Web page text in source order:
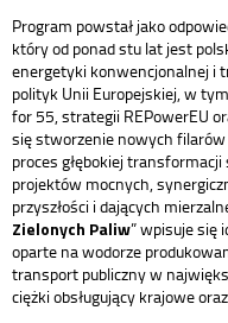
Program powstał jako
który od ponad stu lat jest
energetyki konwencjonalnej i
polityk Unii Europejskiej, w
for 55, strategii REPowerEU
się stworzenie nowych filarów
proces głębokiej
projektów mocnych,
przyszłości i dających
Zielonych Paliw” wpisuje się
oparte na wodorze
transport publiczny w
ciężki obsługujący krajowe